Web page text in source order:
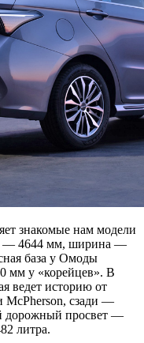
знакомые нам модели
— 4644 мм, ширина —
база у Омоды
мм у «корейцев». В
ведет историю от
McPherson, сзади —
дорожный просвет —
литра.